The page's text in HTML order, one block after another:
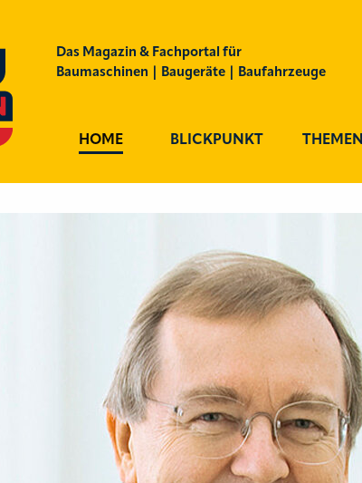
Das Magazin & Fachportal für
Baumaschinen | Baugeräte | Baufahrzeuge
HOME BLICKPUNKT THEMEN